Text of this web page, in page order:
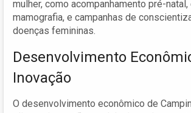
mulher, como acompanhamento pré-
mamografia, e campanhas de
doenças femininas.
Desenvolvimento
Inovação
O desenvolvimento econômico de